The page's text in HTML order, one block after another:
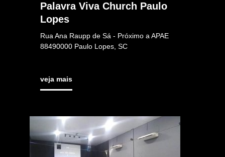
Palavra Viva Church Paulo
Lopes
Rua Ana Raupp de Sá - Próximo a APAE
88490000 Paulo Lopes, SC
veja mais